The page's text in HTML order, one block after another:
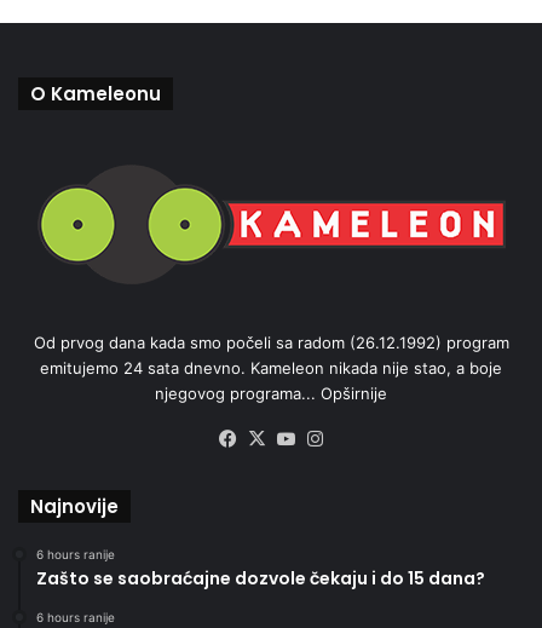
O Kameleonu
Od prvog dana kada smo počeli sa radom (26.12.1992) program
emitujemo 24 sata dnevno. Kameleon nikada nije stao, a boje
njegovog programa... Opširnije
Facebook
X YouTube
Najnovije
6 hours ranije
Zašto se saobraćajne dozvole čekaju i do 15 dana?
6 hours ranije